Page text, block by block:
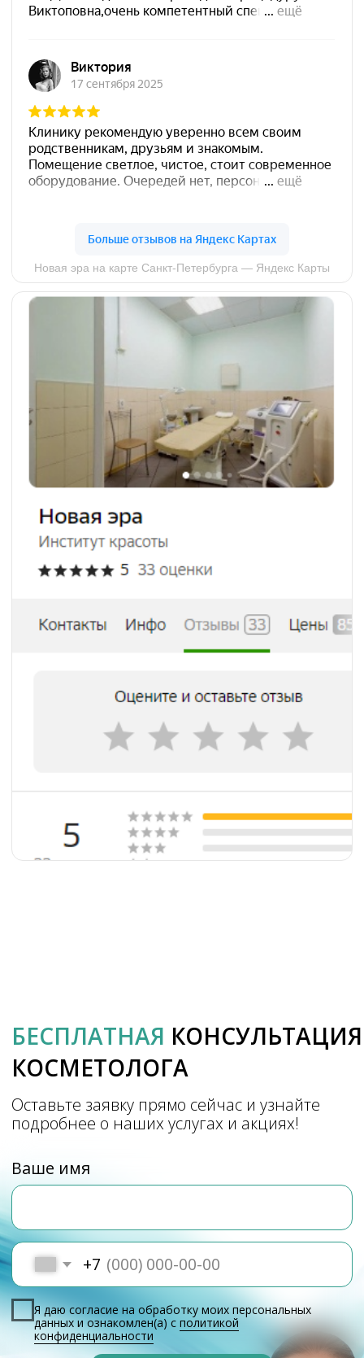
Новая эра на карте Санкт‑Петербурга —
БЕСПЛАТНАЯ
КОСМЕТОЛОГА
Оставьте заявку прямо сейчас и узнайте
подробнее о наших услугах и акциях!
Я даю согласие на обработку моих персональных
политикой
Записаться